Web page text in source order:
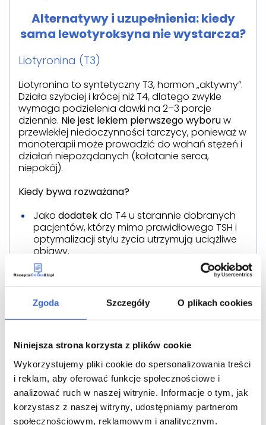
Zgoda Szczegóły O plikach cookies
Niniejsza strona korzysta z plików cookie
Wykorzystujemy pliki cookie do spersonalizowania treści
i reklam, aby oferować funkcje społecznościowe i
analizować ruch w naszej witrynie. Informacje o tym, jak
korzystasz z naszej witryny, udostępniamy partnerom
społecznościowym, reklamowym i analitycznym.
Alternatywy i uzupełnienia: kiedy
sama lewotyroksyna nie wystarcza?
Liotyronina (T3)
Liotyronina to syntetyczny T3, hormon „aktywny”.
Działa szybciej i krócej niż T4, dlatego zwykle
wymaga podzielenia dawki na 2–3 porcje
dziennie. Nie jest lekiem pierwszego wyboruw
przewlekłej niedoczynności tarczycy, ponieważ w
monoterapii może prowadzić do wahań stężeń i
działań niepożądanych (kołatanie serca,
niepokój).
Kiedy bywa rozważana?
Jako dodatekdo T4 u starannie dobranych
pacjentów, którzy mimo prawidłowego TSH i
optymalizacji stylu życia utrzymują uciążliwe
objawy.
W wyjątkowych sytuacjach klinicznych pod
opieką endokrynologa.
Ryzyka: arytmie, nasilenie objawów lękowych,
obniżenie gęstości kości przy nadużywaniu.
Wymaga ostrożnej titracji i kontroli.
Terapia skojarzona T4 + T3
Część pacjentów odczuwa subiektywną
poprawę przy dodaniu małej dawki T3 do
stabilnej dawki T4. Zalecenia towarzystw
naukowych dopuszczająostrożną, czasową
próbęu wybranych osób po wykluczeniu innych